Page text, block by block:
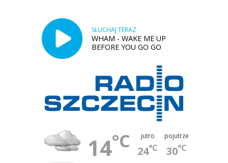
SŁUCHAJ TERAZ
WHAM - WAKE ME UP
BEFORE YOU GO GO
14°C jutro
24°C
pojutrze
30°C